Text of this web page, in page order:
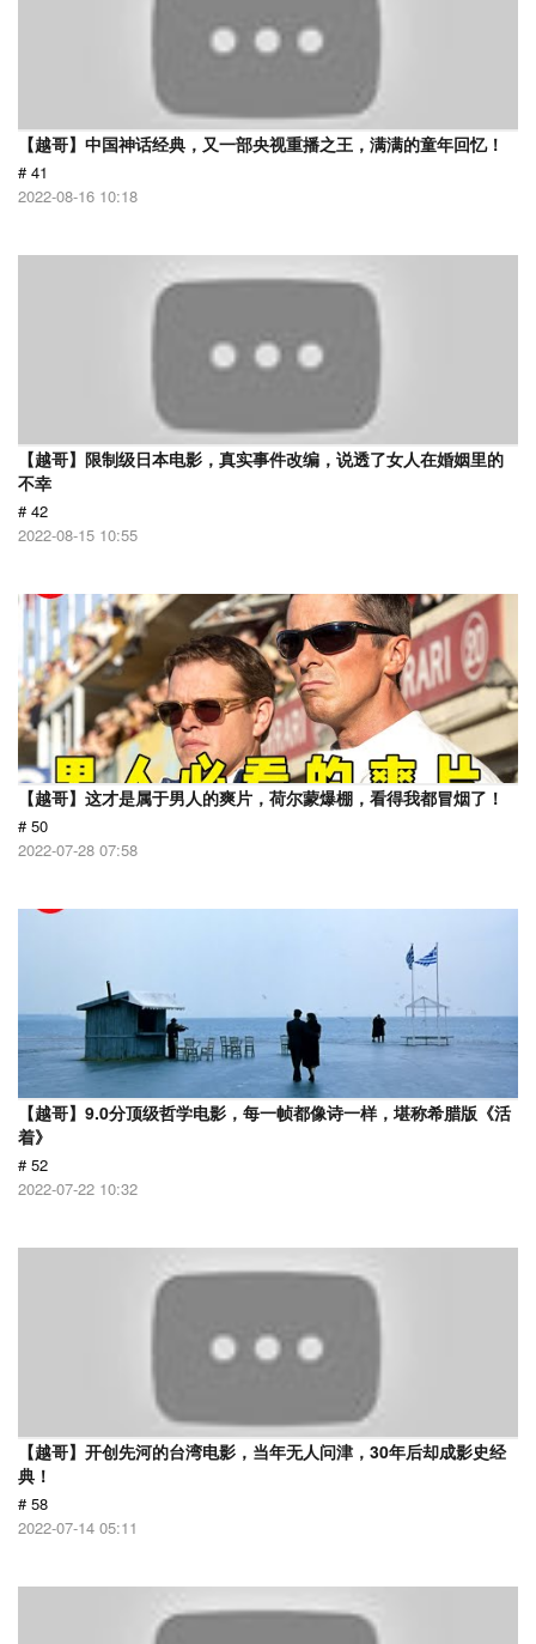
【越哥】中国神话经典，又一部央视重播之王，满满的童年回忆！
# 41
2022-08-16 10:18
【越哥】限制级日本电影，真实事件改编，说透了女人在婚姻里的
不幸
# 42
2022-08-15 10:55
【越哥】这才是属于男人的爽片，荷尔蒙爆棚，看得我都冒烟了！
# 50
2022-07-28 07:58
【越哥】9.0分顶级哲学电影，每一帧都像诗一样，堪称希腊版《活
着》
# 52
2022-07-22 10:32
【越哥】开创先河的台湾电影，当年无人问津，30年后却成影史经
典！
# 58
2022-07-14 05:11